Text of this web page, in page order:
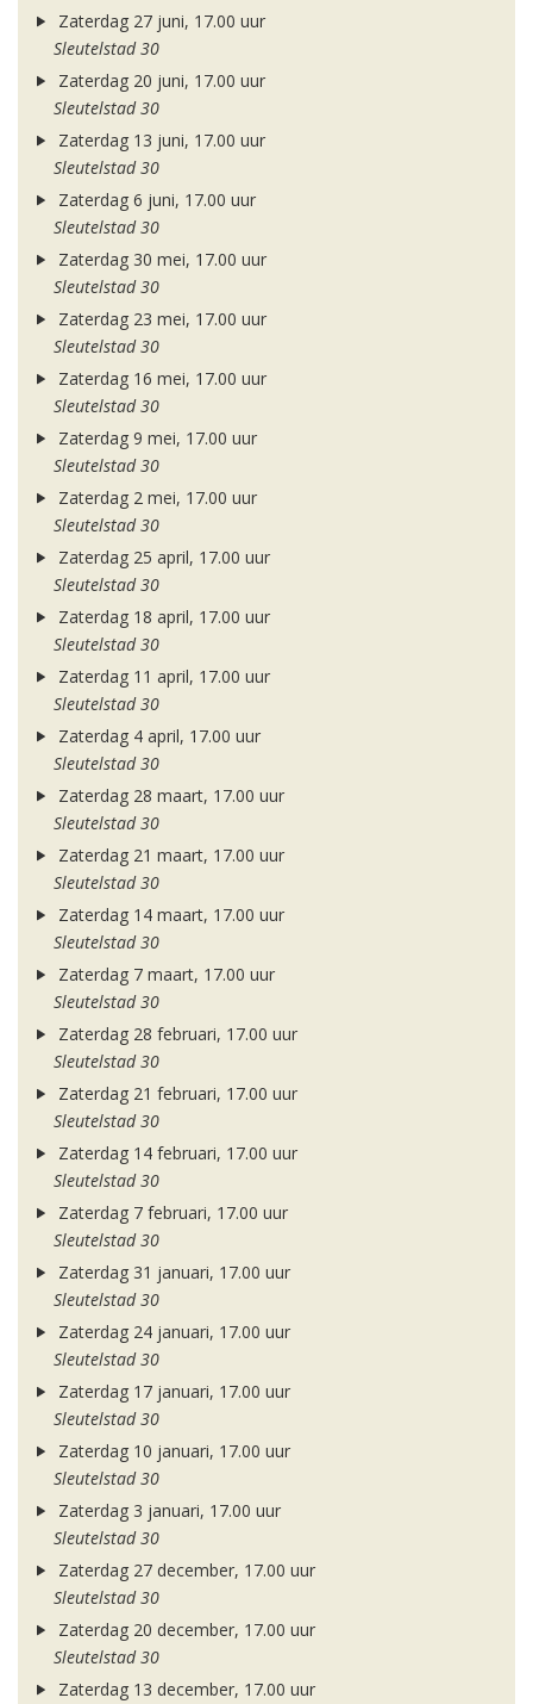
Zaterdag 27 juni, 17.00 uur
Sleutelstad 30
Zaterdag 20 juni, 17.00 uur
Sleutelstad 30
Zaterdag 13 juni, 17.00 uur
Sleutelstad 30
Zaterdag 6 juni, 17.00 uur
Sleutelstad 30
Zaterdag 30 mei, 17.00 uur
Sleutelstad 30
Zaterdag 23 mei, 17.00 uur
Sleutelstad 30
Zaterdag 16 mei, 17.00 uur
Sleutelstad 30
Zaterdag 9 mei, 17.00 uur
Sleutelstad 30
Zaterdag 2 mei, 17.00 uur
Sleutelstad 30
Zaterdag 25 april, 17.00 uur
Sleutelstad 30
Zaterdag 18 april, 17.00 uur
Sleutelstad 30
Zaterdag 11 april, 17.00 uur
Sleutelstad 30
Zaterdag 4 april, 17.00 uur
Sleutelstad 30
Zaterdag 28 maart, 17.00 uur
Sleutelstad 30
Zaterdag 21 maart, 17.00 uur
Sleutelstad 30
Zaterdag 14 maart, 17.00 uur
Sleutelstad 30
Zaterdag 7 maart, 17.00 uur
Sleutelstad 30
Zaterdag 28 februari, 17.00 uur
Sleutelstad 30
Zaterdag 21 februari, 17.00 uur
Sleutelstad 30
Zaterdag 14 februari, 17.00 uur
Sleutelstad 30
Zaterdag 7 februari, 17.00 uur
Sleutelstad 30
Zaterdag 31 januari, 17.00 uur
Sleutelstad 30
Zaterdag 24 januari, 17.00 uur
Sleutelstad 30
Zaterdag 17 januari, 17.00 uur
Sleutelstad 30
Zaterdag 10 januari, 17.00 uur
Sleutelstad 30
Zaterdag 3 januari, 17.00 uur
Sleutelstad 30
Zaterdag 27 december, 17.00 uur
Sleutelstad 30
Zaterdag 20 december, 17.00 uur
Sleutelstad 30
Zaterdag 13 december, 17.00 uur